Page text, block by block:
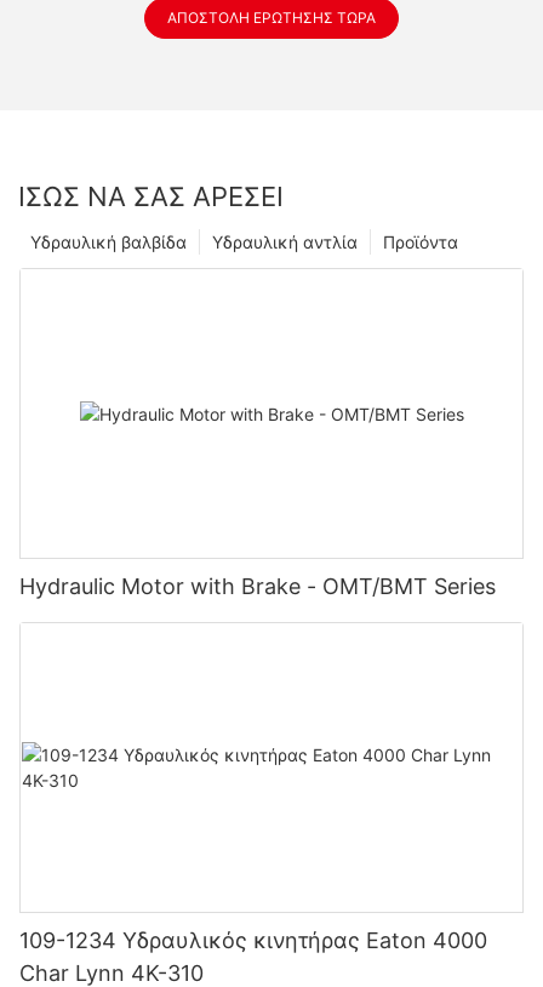
ΑΠΟΣΤΟΛΉ ΕΡΏΤΗΣΗΣ ΤΏΡΑ
ΊΣΩΣ ΝΑ ΣΑΣ ΑΡΈΣΕΙ
Προϊόντα
Υδραυλική αντλία
Υδραυλική βαλβίδα
Hydraulic Motor with Brake - OMT/BMT Series
109-1234 Υδραυλικός κινητήρας Eaton 4000
Char Lynn 4K-310